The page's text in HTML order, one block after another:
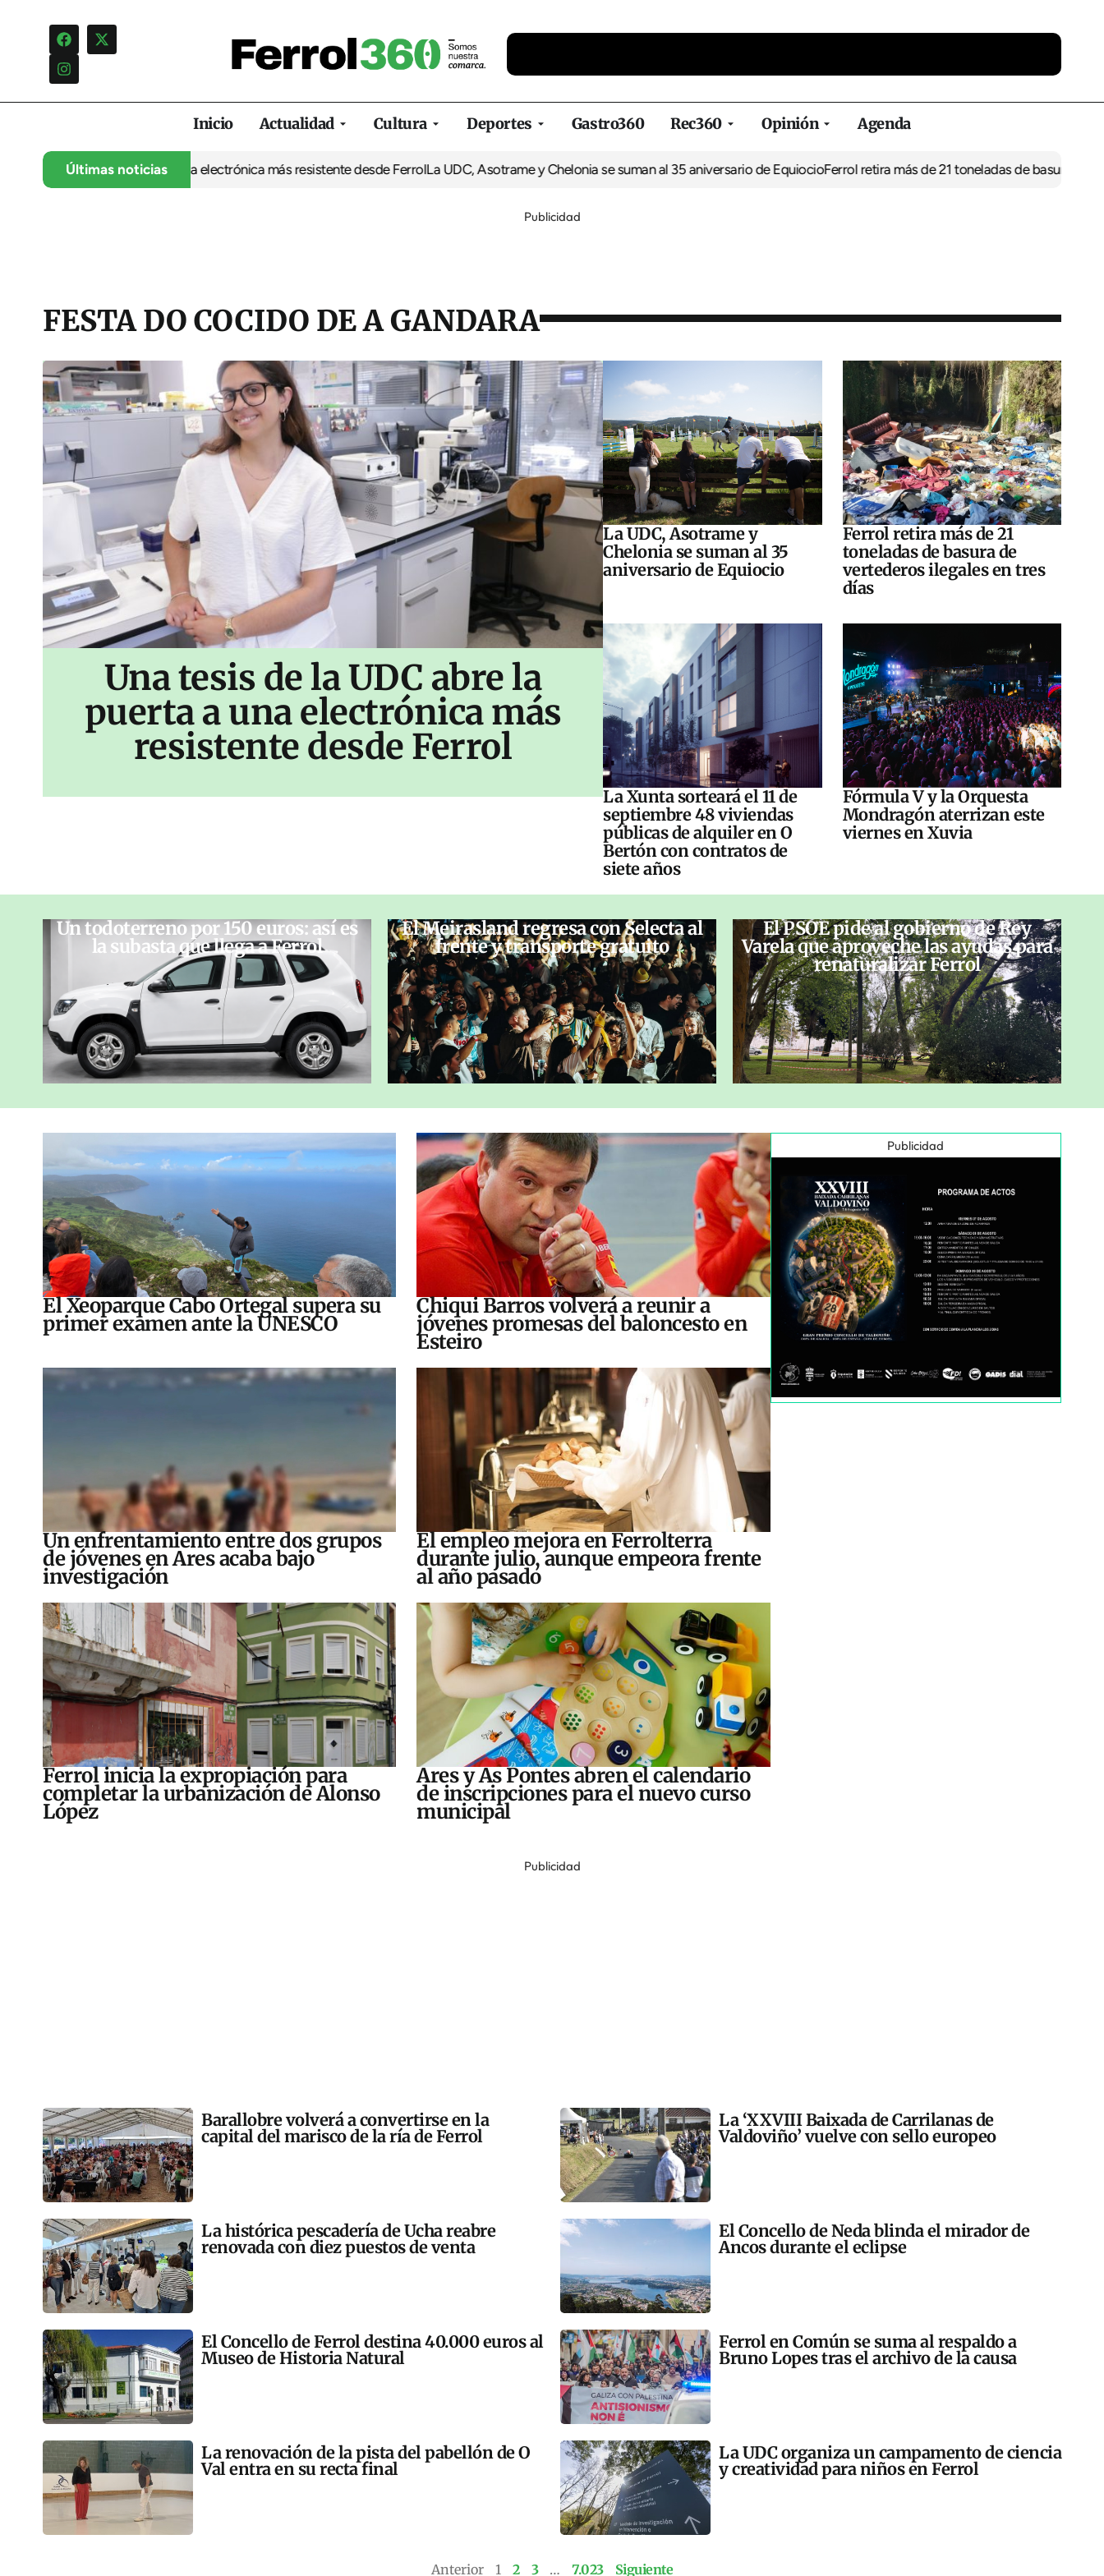
Inicio Actualidad Cultura Deportes Gastro360 Rec360 Opinión Agenda
Últimas noticias
abre la puerta a una electrónica más resistente desde FerrolLa UDC, Asotrame y Chelonia se suman al 35 aniversario de EquiocioFerrol retira más de 21 toneladas de basura de
Publicidad
FESTA DO COCIDO DE A GANDARA
Una tesis de la UDC abre la
puerta a una electrónica más
resistente desde Ferrol
La UDC, Asotrame y
Chelonia se suman al 35
aniversario de Equiocio
Ferrol retira más de 21
toneladas de basura de
vertederos ilegales en tres
días
La Xunta sorteará el 11 de
septiembre 48 viviendas
públicas de alquiler en O
Bertón con contratos de
siete años
Fórmula V y la Orquesta
Mondragón aterrizan este
viernes en Xuvia
Un todoterreno por 150 euros: así es
la subasta que llega a Ferrol
El Meirasland regresa con Selecta al
frente y transporte gratuito
El PSOE pide al gobierno de Rey
Varela que aproveche las ayudas para
renaturalizar Ferrol
El Xeoparque Cabo Ortegal supera su
primer examen ante la UNESCO
Chiqui Barros volverá a reunir a
jóvenes promesas del baloncesto en
Esteiro
Un enfrentamiento entre dos grupos
de jóvenes en Ares acaba bajo
investigación
El empleo mejora en Ferrolterra
durante julio, aunque empeora frente
al año pasado
Ferrol inicia la expropiación para
completar la urbanización de Alonso
López
Ares y As Pontes abren el calendario
de inscripciones para el nuevo curso
municipal
Publicidad
Publicidad
Barallobre volverá a convertirse en la
capital del marisco de la ría de Ferrol
La ‘XXVIII Baixada de Carrilanas de
Valdoviño’ vuelve con sello europeo
La histórica pescadería de Ucha reabre
renovada con diez puestos de venta
El Concello de Neda blinda el mirador de
Ancos durante el eclipse
El Concello de Ferrol destina 40.000 euros al
Museo de Historia Natural
Ferrol en Común se suma al respaldo a
Bruno Lopes tras el archivo de la causa
La renovación de la pista del pabellón de O
Val entra en su recta final
La UDC organiza un campamento de ciencia
y creatividad para niños en Ferrol
Anterior 1 2 3 … 7.023 Siguiente